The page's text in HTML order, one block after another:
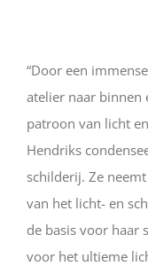
“Door een
atelier naar binnen
patroon van licht
Hendriks
schilderij. Ze
van het licht- en
de basis voor haar
voor het ultieme